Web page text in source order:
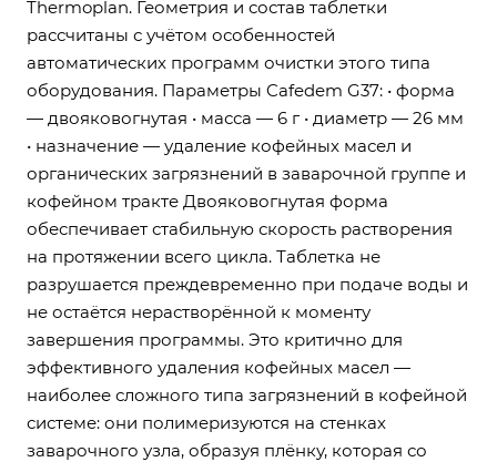
Thermoplan. Геометрия и состав таблетки
рассчитаны с учётом особенностей
автоматических программ очистки этого типа
оборудования. Параметры Cafedem G37: • форма
— двояковогнутая • масса — 6 г • диаметр — 26 мм
• назначение — удаление кофейных масел и
органических загрязнений в заварочной группе и
кофейном тракте Двояковогнутая форма
обеспечивает стабильную скорость растворения
на протяжении всего цикла. Таблетка не
разрушается преждевременно при подаче воды и
не остаётся нерастворённой к моменту
завершения программы. Это критично для
эффективного удаления кофейных масел —
наиболее сложного типа загрязнений в кофейной
системе: они полимеризуются на стенках
заварочного узла, образуя плёнку, которая со